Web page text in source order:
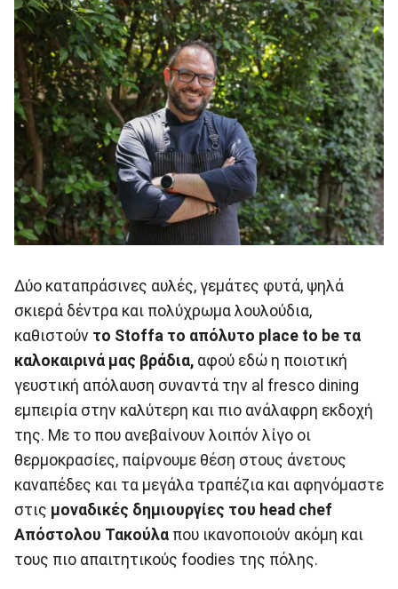
Δύο καταπράσινες αυλές, γεμάτες φυτά, ψηλά
σκιερά δέντρα και πολύχρωμα λουλούδια,
καθιστούν το Stoffa το απόλυτο place to be τα
καλοκαιρινά μας βράδια, αφού εδώ η ποιοτική
γευστική απόλαυση συναντά την al fresco dining
εμπειρία στην καλύτερη και πιο ανάλαφρη εκδοχή
της. Με το που ανεβαίνουν λοιπόν λίγο οι
θερμοκρασίες, παίρνουμε θέση στους άνετους
καναπέδες και τα μεγάλα τραπέζια και αφηνόμαστε
στις μοναδικές δημιουργίες του head chef
Απόστολου Τακούλα που ικανοποιούν ακόμη και
τους πιο απαιτητικούς foodies της πόλης.